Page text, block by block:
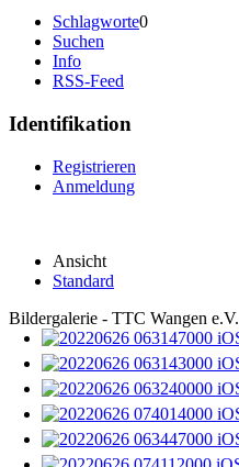
Schlagworte0
Suchen
Info
RSS-Feed
Identifikation
Registrieren
Anmeldung
Ansicht
Standard
Bildergalerie - TTC Wangen e.V.